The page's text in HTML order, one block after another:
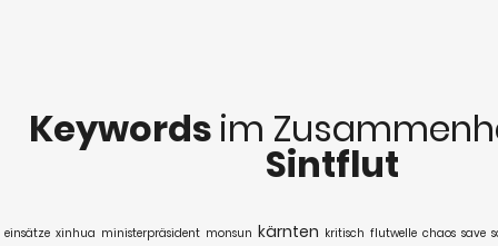
Keywords im
Sintflut
einsätze xinhua ministerpräsident monsun kärnten kritisch flutwelle chaos save